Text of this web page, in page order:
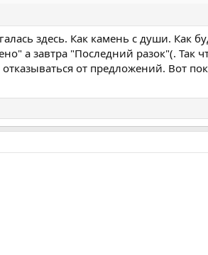
здесь. Как камень с души. Как
а завтра "Последний разок"(. Так
от предложений. Вот